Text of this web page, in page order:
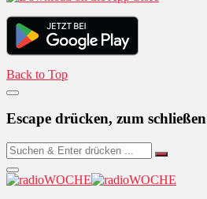
Back to Top
Escape drücken, zum schließen